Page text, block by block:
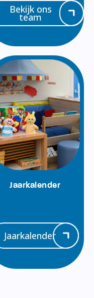
Bekijk ons
team
Jaarkalender
Jaarkalender